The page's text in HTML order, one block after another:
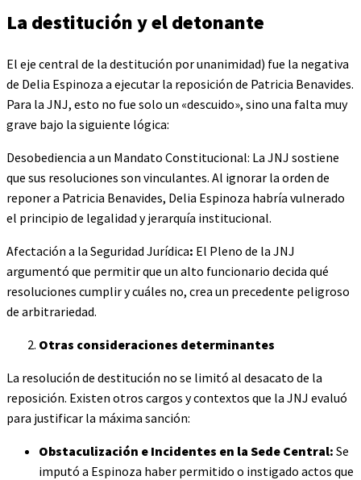
La destitución y el detonante
El eje central de la destitución por unanimidad) fue la negativa
de Delia Espinoza a ejecutar la reposición de Patricia Benavides.
Para la JNJ, esto no fue solo un «descuido», sino una falta muy
grave bajo la siguiente lógica:
Desobediencia a un Mandato Constitucional: La JNJ sostiene
que sus resoluciones son vinculantes. Al ignorar la orden de
reponer a Patricia Benavides, Delia Espinoza habría vulnerado
el principio de legalidad y jerarquía institucional.
Afectación a la Seguridad Jurídica: El Pleno de la JNJ
argumentó que permitir que un alto funcionario decida qué
resoluciones cumplir y cuáles no, crea un precedente peligroso
de arbitrariedad.
Otras consideraciones determinantes
La resolución de destitución no se limitó al desacato de la
reposición. Existen otros cargos y contextos que la JNJ evaluó
para justificar la máxima sanción:
Obstaculización e Incidentes en la Sede Central: Se
imputó a Espinoza haber permitido o instigado actos que